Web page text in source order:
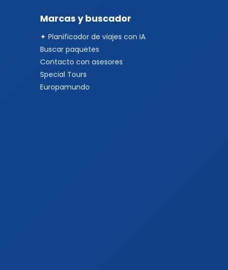
Marcas y buscador
✦ Planificador de viajes con IA
Buscar paquetes
Contacto con asesores
Special Tours
Europamundo